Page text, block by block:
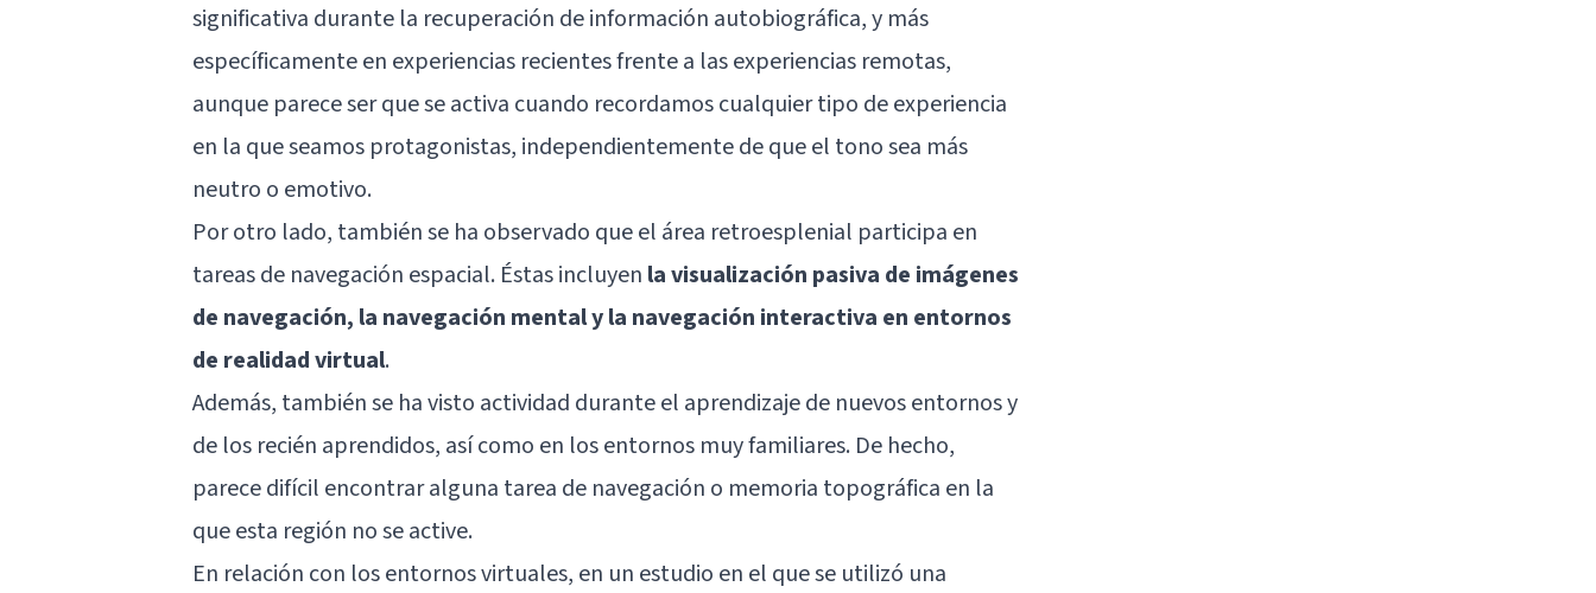
significativa durante la recuperación de información autobiográfica, y más
específicamente en experiencias recientes frente a las experiencias remotas,
aunque parece ser que se activa cuando recordamos cualquier tipo de experiencia
en la que seamos protagonistas, independientemente de que el tono sea más
neutro o emotivo.
Por otro lado, también se ha observado que el área retroesplenial participa en
tareas de navegación espacial. Éstas incluyen la visualización pasiva de imágenes
de navegación, la navegación mental y la navegación interactiva en entornos
de realidad virtual.
Además, también se ha visto actividad durante el aprendizaje de nuevos entornos y
de los recién aprendidos, así como en los entornos muy familiares. De hecho,
parece difícil encontrar alguna tarea de navegación o memoria topográfica en la
que esta región no se active.
En relación con los entornos virtuales, en un estudio en el que se utilizó una